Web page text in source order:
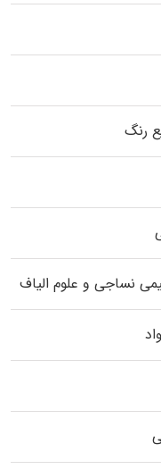
رنگ
نساجی و علوم الیاف